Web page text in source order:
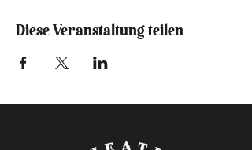
Diese Veranstaltung teilen